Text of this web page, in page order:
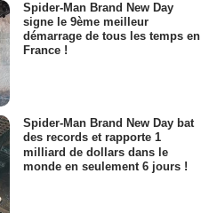
Spider-Man Brand New Day
signe le 9ème meilleur
démarrage de tous les temps en
France !
Spider-Man Brand New Day bat
des records et rapporte 1
milliard de dollars dans le
monde en seulement 6 jours !